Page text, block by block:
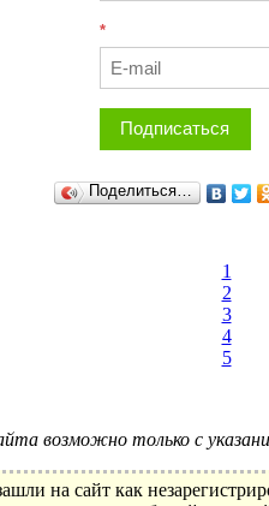
*
Подписаться
Поделиться…
1
2
3
4
5
возможно только с
на сайт как